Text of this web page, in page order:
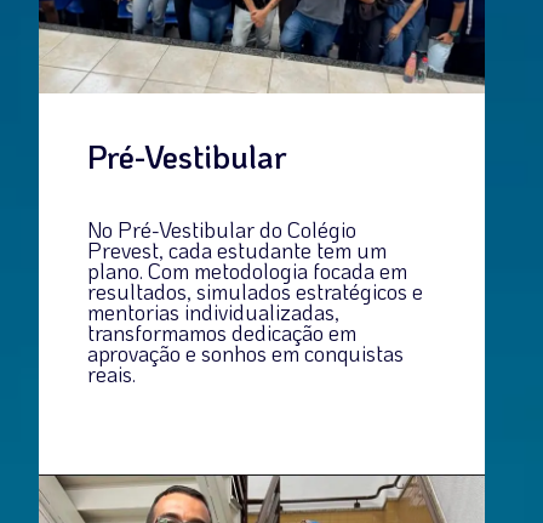
Pré-Vestibular
No Pré-Vestibular do Colégio
Prevest, cada estudante tem um
plano. Com metodologia focada em
resultados, simulados estratégicos e
mentorias individualizadas,
transformamos dedicação em
aprovação e sonhos em conquistas
reais.